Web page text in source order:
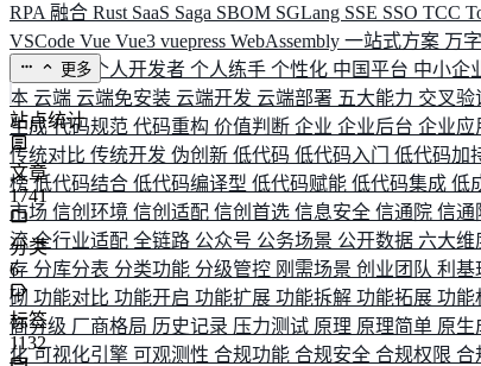
RPA 融合 Rust SaaS Saga SBOM SGLang SSE SSO TCC
VSCode Vue Vue3 vuepress WebAssembly 一站式方案 万
业务连续个人开发者 个人练手 个性化 中国平台 中小企
本 云端 云端免安装 云端开发 云端部署 五大能力 交叉验
生成代码规范 代码重构 价值判断 企业 企业后台 企业应
传统对比 传统开发 伪创新 低代码 低代码入门 低代码加
榜低代码结合 低代码编译型 低代码赋能 低代码集成 低
市场 信创环境 信创适配 信创首选 信息安全 信通院 信通
流全行业适配 全链路 公众号 公务场景 公开数据 六大维
存 分库分表 分类功能 分级管控 刚需场景 创业团队 利基
砌 功能对比 功能开启 功能扩展 功能拆解 功能拓展 功能
商分级 厂商格局 历史记录 压力测试 原理 原理简单 原生
化可视化引擎 可观测性 合规功能 合规安全 合规权限 合
更多
站点统计
文章
1741
分类
6
标签
1132